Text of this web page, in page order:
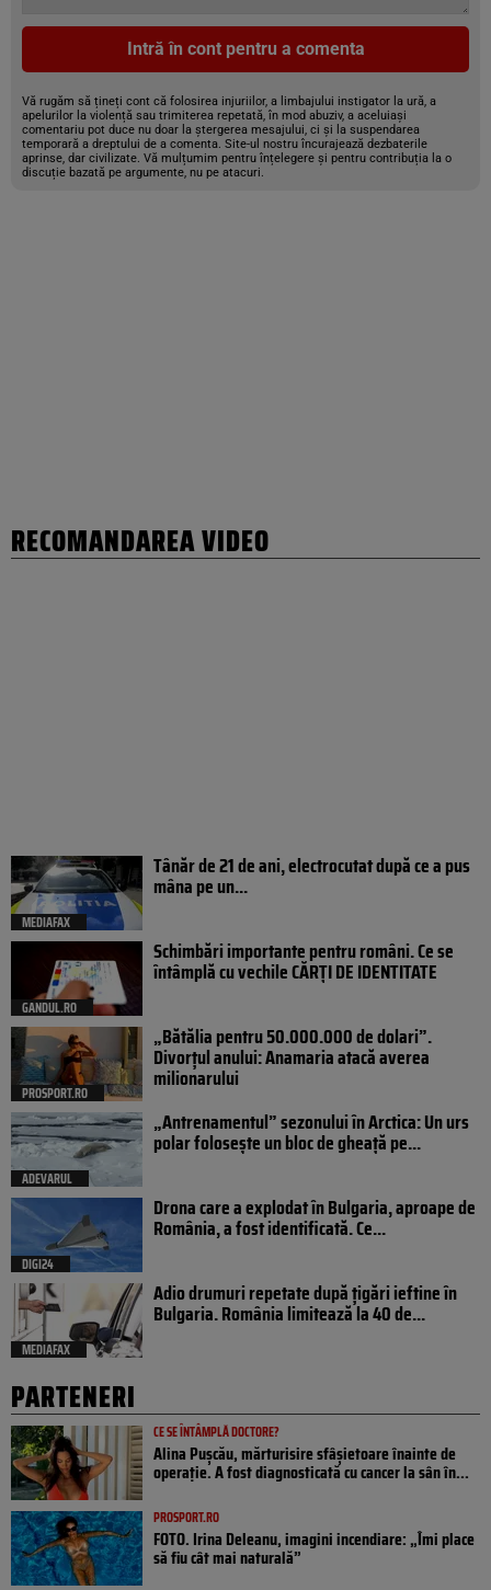
Intră în cont pentru a comenta
Vă rugăm să țineți cont că folosirea injuriilor, a limbajului instigator la ură, a
apelurilor la violență sau trimiterea repetată, în mod abuziv, a aceluiași
comentariu pot duce nu doar la ștergerea mesajului, ci și la suspendarea
temporară a dreptului de a comenta. Site-ul nostru încurajează dezbaterile
aprinse, dar civilizate. Vă mulțumim pentru înțelegere și pentru contribuția la o
discuție bazată pe argumente, nu pe atacuri.
RECOMANDAREA VIDEO
MEDIAFAX
Tânăr de 21 de ani, electrocutat după ce a pus
mâna pe un...
GANDUL.RO
Schimbări importante pentru români. Ce se
întâmplă cu vechile CĂRȚI DE IDENTITATE
PROSPORT.RO
„Bătălia pentru 50.000.000 de dolari”.
Divorțul anului: Anamaria atacă averea
milionarului
ADEVARUL
„Antrenamentul” sezonului în Arctica: Un urs
polar folosește un bloc de gheață pe...
DIGI24
Drona care a explodat în Bulgaria, aproape de
România, a fost identificată. Ce...
MEDIAFAX
Adio drumuri repetate după țigări ieftine în
Bulgaria. România limitează la 40 de...
PARTENERI
CE SE ÎNTÂMPLĂ DOCTORE?
Alina Pușcău, mărturisire sfâșietoare înainte de
operație. A fost diagnosticată cu cancer la sân în...
PROSPORT.RO
FOTO. Irina Deleanu, imagini incendiare: „Îmi place
să fiu cât mai naturală”